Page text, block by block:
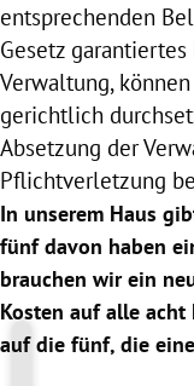
entsprechenden
Gesetz
Verwaltung,
gerichtlich
Absetzung der
Pflichtverletzung
In unserem Haus
fünf davon haben
brauchen wir ein
Kosten auf alle acht
auf die fünf, die